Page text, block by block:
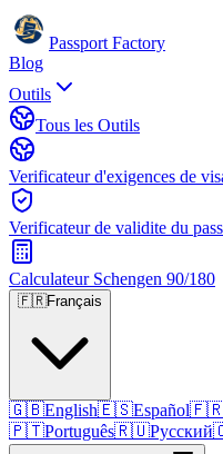
Passport Factory
Blog
Outils
Tous les Outils
Verificateur d'exigences de
Verificateur de validite du
Calculateur Schengen 90/180
🇫🇷Français
🇬🇧English🇪🇸Español
🇵🇹Português🇷🇺Русский